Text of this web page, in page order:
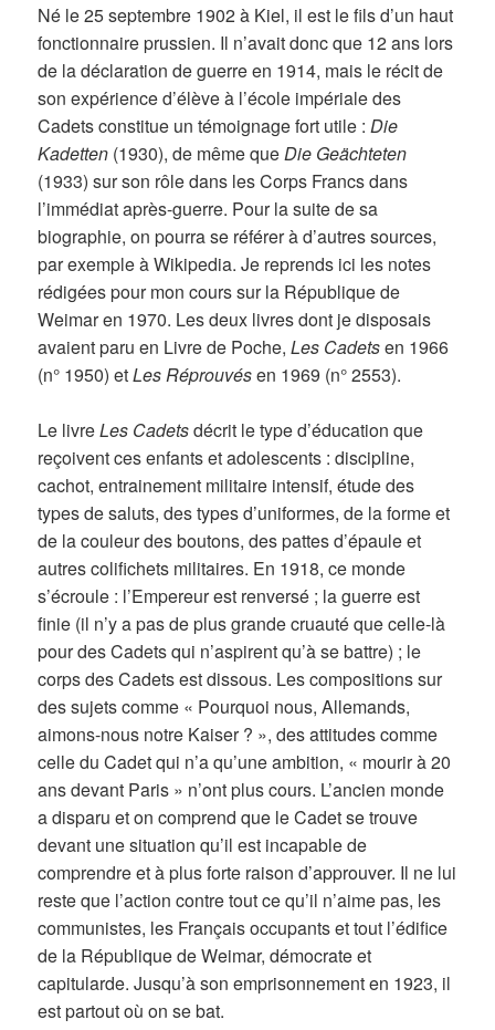
Né le 25 septembre 1902 à Kiel, il est le fils d’un haut
fonctionnaire prussien. Il n’avait donc que 12 ans lors
de la déclaration de guerre en 1914, mais le récit de
son expérience d’élève à l’école impériale des
Cadets constitue un témoignage fort utile :Die
Kadetten (1930), de même queDie Geächteten
(1933) sur son rôle dans les Corps Francs dans
l’immédiat après-guerre. Pour la suite de sa
biographie, on pourra se référer à d’autres sources,
par exemple à Wikipedia. Je reprends ici les notes
rédigées pour mon cours sur la République de
Weimar en 1970. Les deux livres dont je disposais
avaient paru en Livre de Poche,Les Cadetsen 1966
(n° 1950) etLes Réprouvésen 1969 (n° 2553).
Le livreLes Cadetsdécrit le type d’éducation que
reçoivent ces enfants et adolescents : discipline,
cachot, entrainement militaire intensif, étude des
types de saluts, des types d’uniformes, de la forme et
de la couleur des boutons, des pattes d’épaule et
autres colifichets militaires. En 1918, ce monde
s’écroule : l’Empereur est renversé ; la guerre est
finie (il n’y a pas de plus grande cruauté que celle-là
pour des Cadets qui n’aspirent qu’à se battre) ; le
corps des Cadets est dissous. Les compositions sur
des sujets comme « Pourquoi nous, Allemands,
aimons-nous notre Kaiser ? », des attitudes comme
celle du Cadet qui n’a qu’une ambition, « mourir à 20
ans devant Paris » n’ont plus cours. L’ancien monde
a disparu et on comprend que le Cadet se trouve
devant une situation qu’il est incapable de
comprendre et à plus forte raison d’approuver. Il ne lui
reste que l’action contre tout ce qu’il n’aime pas, les
communistes, les Français occupants et tout l’édifice
de la République de Weimar, démocrate et
capitularde. Jusqu’à son emprisonnement en 1923, il
est partout où on se bat.